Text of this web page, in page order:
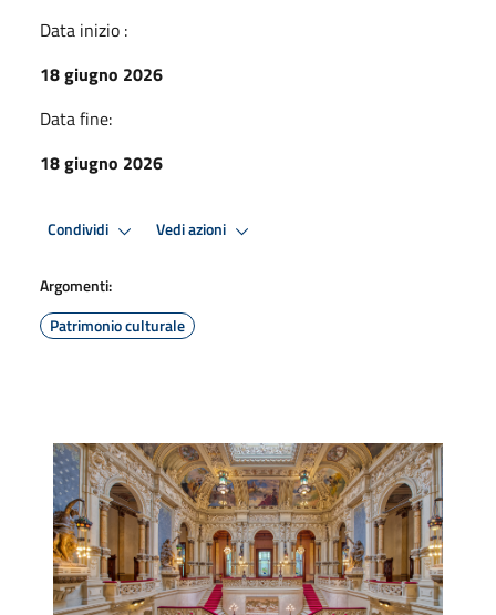
Data inizio :
18 giugno 2026
Data fine:
18 giugno 2026
Condividi Vedi azioni
Argomenti:
Patrimonio culturale